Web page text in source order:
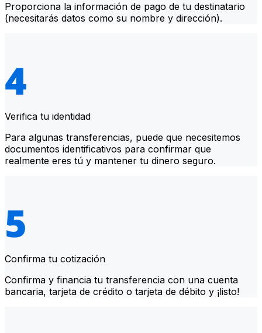
Proporciona la información de pago de tu destinatario
(necesitarás datos como su nombre y dirección).
Verifica tu identidad
Para algunas transferencias, puede que necesitemos
documentos identificativos para confirmar que
realmente eres tú y mantener tu dinero seguro.
Confirma tu cotización
Confirma y financia tu transferencia con una cuenta
bancaria, tarjeta de crédito o tarjeta de débito y ¡listo!